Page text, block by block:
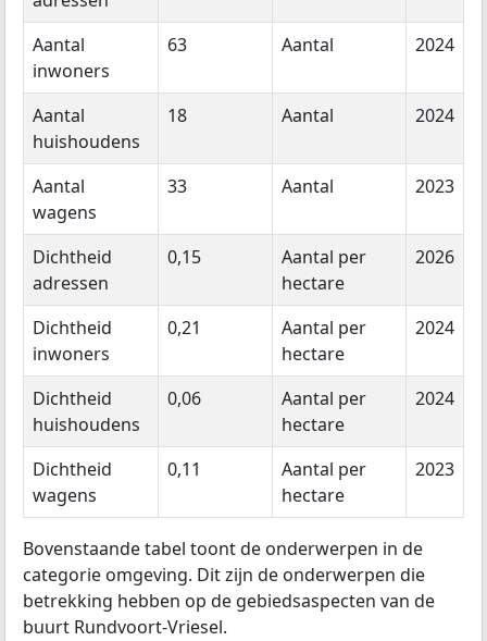
Aantal
inwoners
63 Aantal 2024
Aantal
huishoudens
18 Aantal 2024
Aantal
wagens
33 Aantal 2023
Dichtheid
adressen
0,15
Aantal per
hectare
2026
Dichtheid
inwoners
0,21
Aantal per
hectare
2024
Dichtheid
huishoudens
0,06
Aantal per
hectare
2024
Dichtheid
wagens
0,11
Aantal per
hectare
2023
Bovenstaande tabel toont de onderwerpen in de
categorie omgeving. Dit zijn de onderwerpen die
betrekking hebben op de gebiedsaspecten van de
buurt Rundvoort-Vriesel.